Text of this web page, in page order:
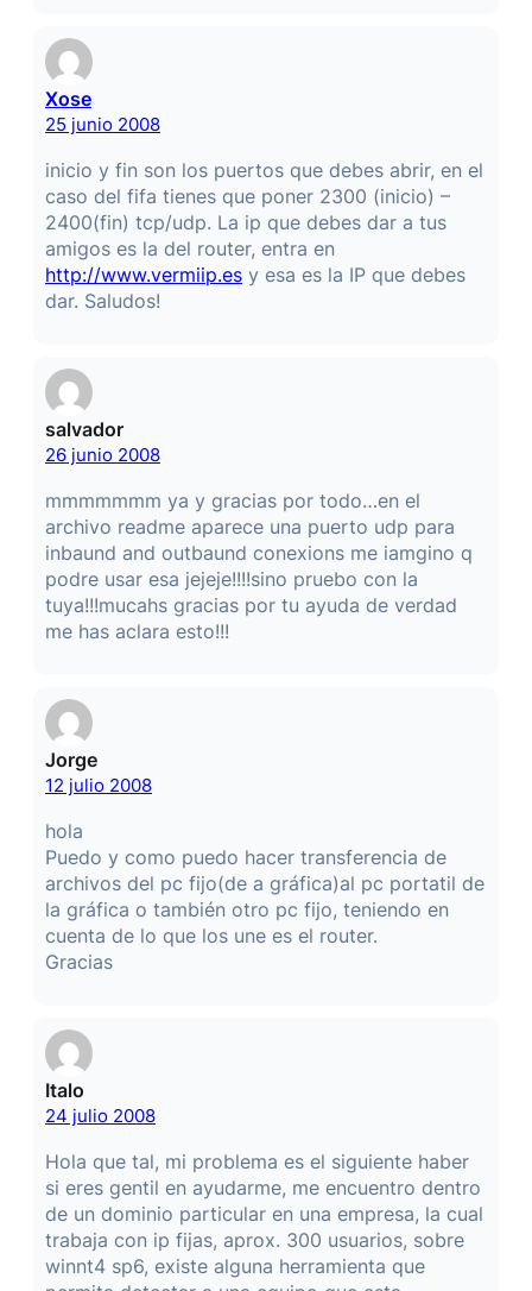
Xose
25 junio 2008
inicio y fin son los puertos que debes abrir, en el
caso del fifa tienes que poner 2300 (inicio) –
2400(fin) tcp/udp. La ip que debes dar a tus
amigos es la del router, entra en
http://www.vermiip.es y esa es la IP que debes
dar. Saludos!
salvador
26 junio 2008
mmmmmmm ya y gracias por todo…en el
archivo readme aparece una puerto udp para
inbaund and outbaund conexions me iamgino q
podre usar esa jejeje!!!!sino pruebo con la
tuya!!!mucahs gracias por tu ayuda de verdad
me has aclara esto!!!
Jorge
12 julio 2008
hola
Puedo y como puedo hacer transferencia de
archivos del pc fijo(de a gráfica)al pc portatil de
la gráfica o también otro pc fijo, teniendo en
cuenta de lo que los une es el router.
Gracias
Italo
24 julio 2008
Hola que tal, mi problema es el siguiente haber
si eres gentil en ayudarme, me encuentro dentro
de un dominio particular en una empresa, la cual
trabaja con ip fijas, aprox. 300 usuarios, sobre
winnt4 sp6, existe alguna herramienta que